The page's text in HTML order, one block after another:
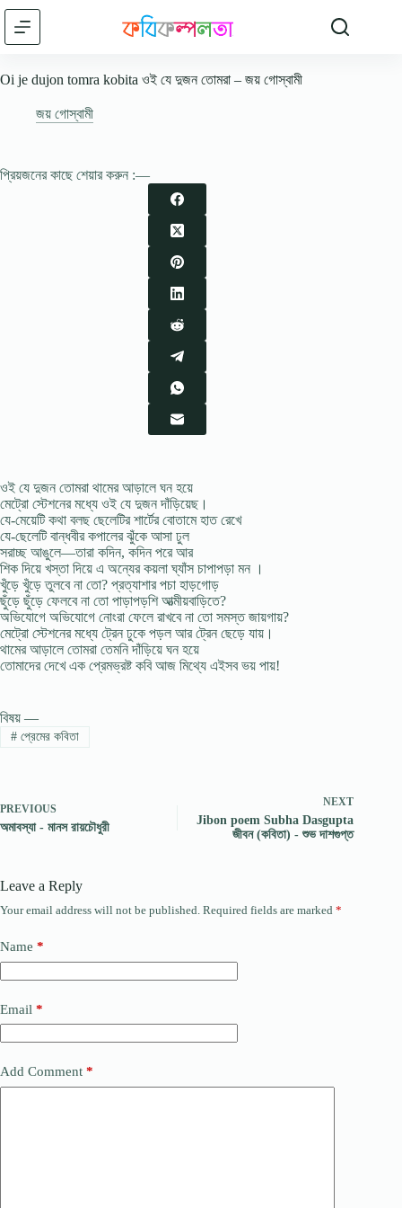
Skip
content
Oi je dujon tomra kobita ওই যে দুজন তোমরা – জয় গোস্বামী
জয় গোস্বামী
প্রিয়জনের কাছে শেয়ার করুন :—
ওই যে দুজন তোমরা থামের আড়ালে ঘন হয়ে
মেট্রো স্টেশনের মধ্যে ওই যে দুজন দাঁড়িয়েছ।
যে-মেয়েটি কথা বলছ ছেলেটির শার্টের বোতামে হাত রেখে
যে-ছেলেটি বান্ধবীর কপালের ঝুঁকে আসা ঢুল
সরাচ্ছ আঙুলে—তারা কদিন, কদিন পরে আর
শিক দিয়ে খস্তা দিয়ে এ অন্যের কয়লা ঘ্যাঁস চাপাপড়া মন ।
খুঁড়ে খুঁড়ে তুলবে না তো? প্রত্যাশার পচা হাড়গোড়
ছুঁড়ে ছুঁড়ে ফেলবে না তো পাড়াপড়শি আত্মীয়বাড়িতে?
অভিযোগে অভিযোগে নোংরা ফেলে রাখবে না তো সমস্ত জায়গায়?
মেট্রো স্টেশনের মধ্যে ট্রেন ঢুকে পড়ল আর ট্রেন ছেড়ে যায়।
থামের আড়ালে তোমরা তেমনি দাঁড়িয়ে ঘন হয়ে
তোমাদের দেখে এক প্রেমভ্রষ্ট কবি আজ মিথ্যে এইসব ভয় পায়!
বিষয় —
#প্রেমের কবিতা
PREVIOUS
অমাবস্যা - মানস রায়চৌধুরী
NEXT
Jibon poem Subha Dasgupta
জীবন (কবিতা) - শুভ দাশগুপ্ত
Leave a Reply
Your email address will not be published. Required fields are marked *
Name *
Email *
Add Comment *